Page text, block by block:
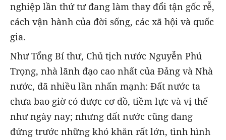
nghiệp lần thứ tư đang làm thay đổi tận gốc rễ,
cách vận hành của đời sống, các xã hội và quốc
gia.
Như Tổng Bí thư, Chủ tịch nước Nguyễn Phú
Trọng, nhà lãnh đạo cao nhất của Đảng và Nhà
nước, đã nhiều lần nhấn mạnh: Đất nước ta
chưa bao giờ có được cơ đồ, tiềm lực và vị thế
như ngày nay; nhưng đất nước cũng đang
đứng trước những khó khăn rất lớn, tình hình